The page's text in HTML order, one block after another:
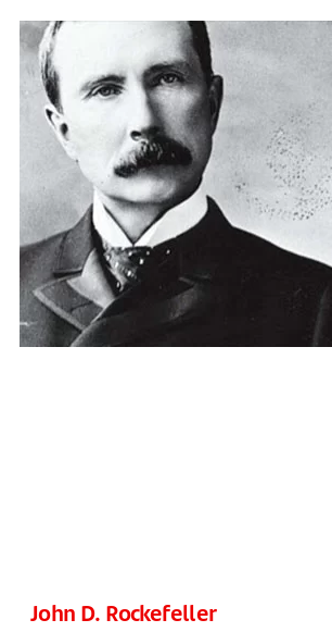
John D. Rockefeller